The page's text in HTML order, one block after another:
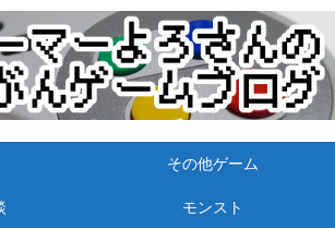
その他ゲーム
モンスト